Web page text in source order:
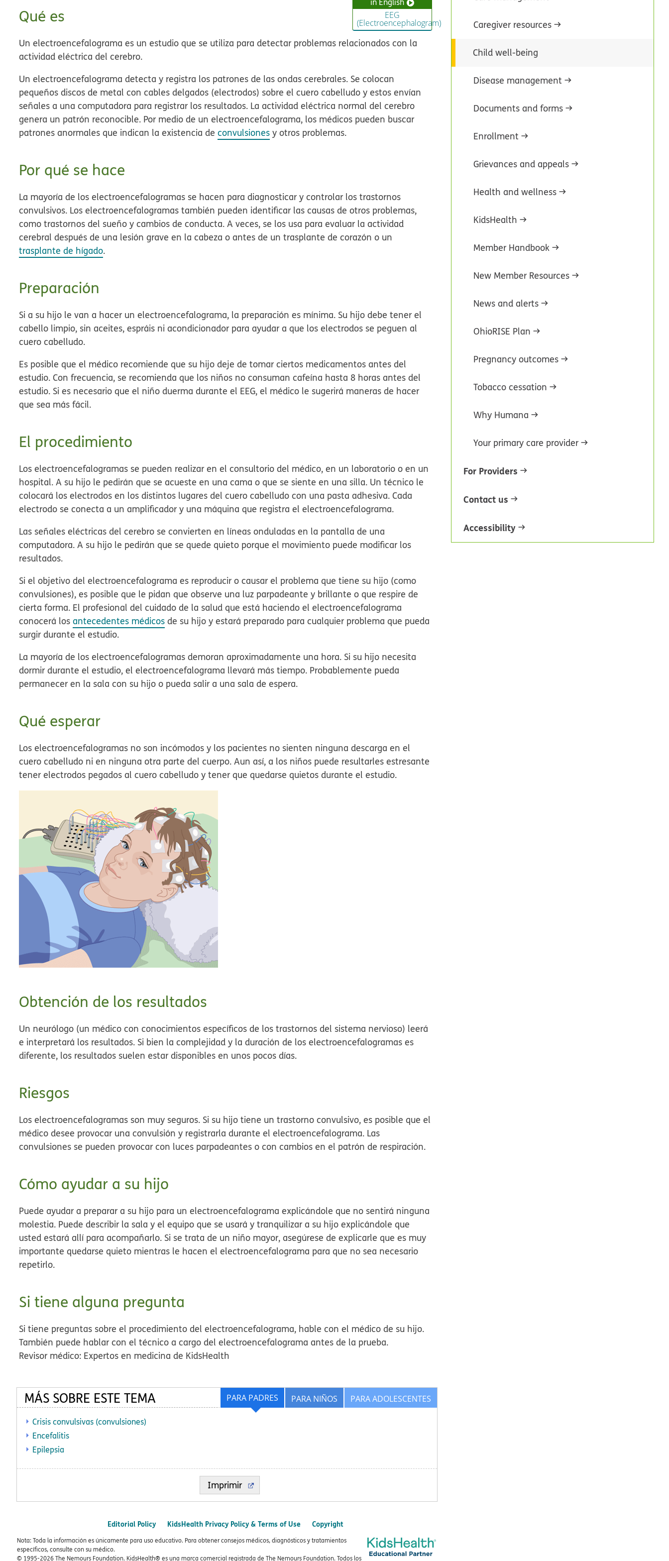
EEG
(Electroencephalogram)
Qué es
Un electroencefalograma es un estudio que se utiliza para detectar problemas relacionados con la
actividad eléctrica del cerebro.
Un electroencefalograma detecta y registra los patrones de las ondas cerebrales. Se colocan
pequeños discos de metal con cables delgados (electrodos) sobre el cuero cabelludo y estos envían
señales a una computadora para registrar los resultados. La actividad eléctrica normal del cerebro
genera un patrón reconocible. Por medio de un electroencefalograma, los médicos pueden buscar
patrones anormales que indican la existencia deconvulsiones y otros problemas.
Por qué se hace
La mayoría de los electroencefalogramas se hacen para diagnosticar y controlar los trastornos
convulsivos. Los electroencefalogramas también pueden identificar las causas de otros problemas,
como trastornos del sueño y cambios de conducta. A veces, se los usa para evaluar la actividad
cerebral después de una lesión grave en la cabeza o antes de un trasplante de corazón o un
trasplante de hígado.
Preparación
Si a su hijo le van a hacer un electroencefalograma, la preparación es mínima. Su hijo debe tener el
cabello limpio, sin aceites, espráis ni acondicionador para ayudar a que los electrodos se peguen al
cuero cabelludo.
Es posible que el médico recomiende que su hijo deje de tomar ciertos medicamentos antes del
estudio. Con frecuencia, se recomienda que los niños no consuman cafeína hasta 8 horas antes del
estudio. Si es necesario que el niño duerma durante el EEG, el médico le sugerirá maneras de hacer
que sea más fácil.
El procedimiento
Los electroencefalogramas se pueden realizar en el consultorio del médico, en un laboratorio o en un
hospital. A su hijo le pedirán que se acueste en una cama o que se siente en una silla. Un técnico le
colocará los electrodos en los distintos lugares del cuero cabelludo con una pasta adhesiva. Cada
electrodo se conecta a un amplificador y una máquina que registra el electroencefalograma.
Las señales eléctricas del cerebro se convierten en líneas onduladas en la pantalla de una
computadora. A su hijo le pedirán que se quede quieto porque el movimiento puede modificar los
resultados.
Si el objetivo del electroencefalograma es reproducir o causar el problema que tiene su hijo (como
convulsiones), es posible que le pidan que observe una luz parpadeante y brillante o que respire de
cierta forma. El profesional del cuidado de la salud que está haciendo el electroencefalograma
conocerá losantecedentes médicos de su hijo y estará preparado para cualquier problema que pueda
surgir durante el estudio.
La mayoría de los electroencefalogramas demoran aproximadamente una hora. Si su hijo necesita
dormir durante el estudio, el electroencefalograma llevará más tiempo. Probablemente pueda
permanecer en la sala con su hijo o pueda salir a una sala de espera.
Qué esperar
Los electroencefalogramas no son incómodos y los pacientes no sienten ninguna descarga en el
cuero cabelludo ni en ninguna otra parte del cuerpo. Aun así, a los niños puede resultarles estresante
tener electrodos pegados al cuero cabelludo y tener que quedarse quietos durante el estudio.
Obtención de los resultados
Un neurólogo (un médico con conocimientos específicos de los trastornos del sistema nervioso) leerá
e interpretará los resultados. Si bien la complejidad y la duración de los electroencefalogramas es
diferente, los resultados suelen estar disponibles en unos pocos días.
Riesgos
Los electroencefalogramas son muy seguros. Si su hijo tiene un trastorno convulsivo, es posible que el
médico desee provocar una convulsión y registrarla durante el electroencefalograma. Las
convulsiones se pueden provocar con luces parpadeantes o con cambios en el patrón de respiración.
Cómo ayudar a su hijo
Puede ayudar a preparar a su hijo para un electroencefalograma explicándole que no sentirá ninguna
molestia. Puede describir la sala y el equipo que se usará y tranquilizar a su hijo explicándole que
usted estará allí para acompañarlo. Si se trata de un niño mayor, asegúrese de explicarle que es muy
importante quedarse quieto mientras le hacen el electroencefalograma para que no sea necesario
repetirlo.
Si tiene alguna pregunta
Si tiene preguntas sobre el procedimiento del electroencefalograma, hable con el médico de su hijo.
También puede hablar con el técnico a cargo del electroencefalograma antes de la prueba.
Revisor médico: Expertos en medicina de KidsHealth
PARA ADOLESCENTES
PARA NIÑOS
PARA PADRES
MÁS SOBRE ESTE TEMA
Crisis convulsivas (convulsiones)
Encefalitis
Epilepsia
Imprimir
Editorial Policy KidsHealth Privacy Policy & Terms of Use Copyright
Nota: Toda la información es únicamente para uso educativo. Para obtener consejos médicos, diagnósticos y tratamientos
específicos, consulte con su médico.
© 1995-2026 The Nemours Foundation. KidsHealth® es una marca comercial registrada de The Nemours Foundation. Todos los
Caregiver resources
Child well-being
Disease management
Documents and forms
Enrollment
Grievances and appeals
Health and wellness
KidsHealth
Member Handbook
New Member Resources
News and alerts
OhioRISE Plan
Pregnancy outcomes
Tobacco cessation
Why Humana
Your primary care provider
For Providers
Contact us
Accessibility